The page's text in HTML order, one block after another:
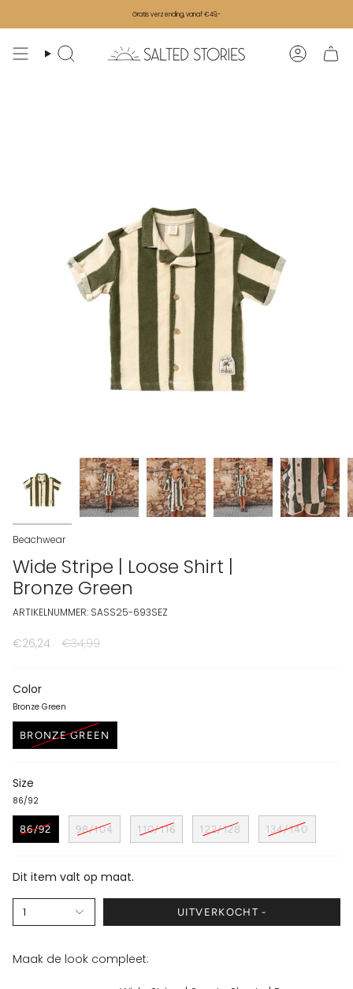
Gratis verzending, vanaf €49,-
Zoeken Account
Beachwear
Wide Stripe | Loose Shirt |
Bronze Green
ARTIKELNUMMER: SASS25-693SEZ
€26,24 Normale prijs
€34,99
Color
Bronze Green
BRONZE GREEN
Size
86/92
86/92 98/104 110/116 122/128 134/140
Dit item valt op maat.
1 UITVERKOCHT -
Maak de look compleet: